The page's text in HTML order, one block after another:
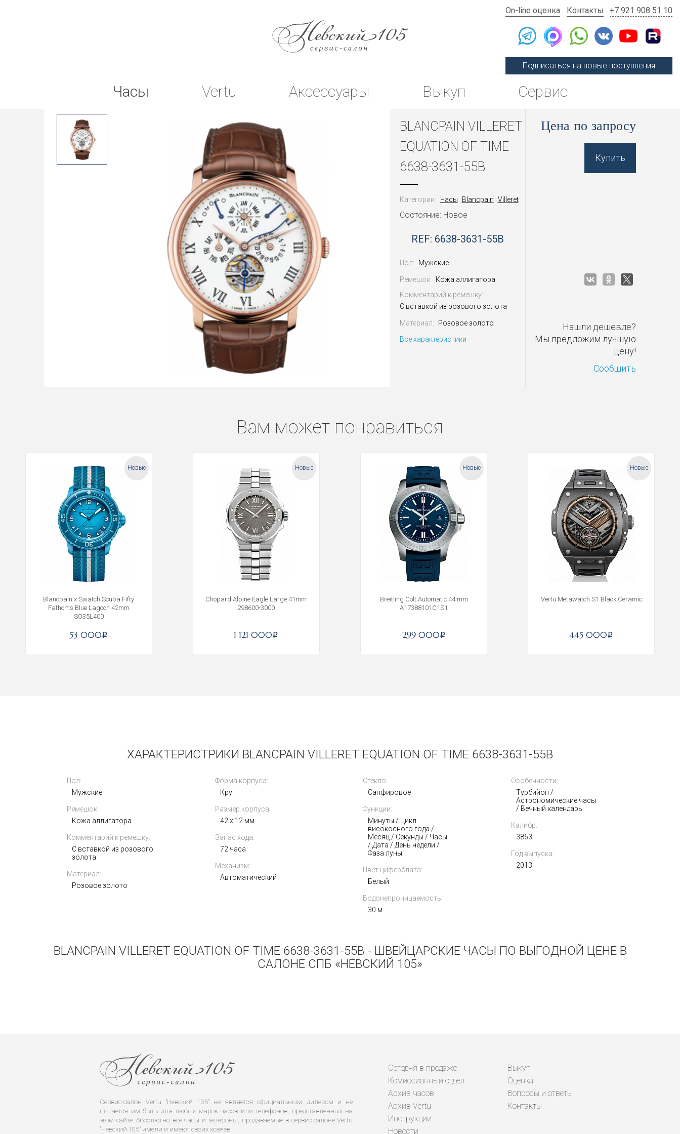
On-line оценка Контакты +7 921 908 51 10
Подписаться на новые поступления
Часы Vertu Аксессуары Выкуп Сервис
BLANCPAIN VILLERET
EQUATION OF TIME
6638-3631-55B
Категории: Часы Blancpain Villeret
Состояние: Новое
REF: 6638-3631-55B
Пол: Мужские
Ремешок:
Кожа аллигатора
Комментарий к ремешку:
С вставкой из розового золота
Материал:
Розовое золото
Все характеристики
Цена по запросу
Купить
Нашли дешевле?
Мы предложим лучшую
цену!
Сообщить
Вам может понравиться
Новые
Blancpain x Swatch Scuba Fifty
Fathoms Blue Lagoon 42mm
SO35L400
53 000i
Новые
Chopard Alpine Eagle Large 41mm
298600-3000
1 121 000i
Новые
Breitling Colt Automatic 44 mm
A17388101C1S1
299 000i
Новые
Vertu Metawatch S1 Black Ceramic
445 000i
Rolex Oyster Perpetual 41mm 124300-
0005
1 030 000 i
ХАРАКТЕРИСТРИКИ BLANCPAIN VILLERET EQUATION OF TIME 6638-3631-55B
Пол:
Мужские
Ремешок:
Кожа аллигатора
Комментарий к ремешку:
С вставкой из розового
золота
Материал:
Розовое золото
Форма корпуса:
Круг
Размер корпуса:
42 x 12 мм
Запас хода:
72 часа
Механизм:
Автоматический
Стекло:
Сапфировое
Функции:
Минуты / Цикл
високосного года /
Месяц / Секунды / Часы
/ Дата / День недели /
Фаза луны
Цвет циферблата:
Белый
Водонепроницаемость:
30 м
Особенности:
Турбийон /
Астрономические часы
/ Вечный календарь
Калибр:
3863
Год выпуска:
2013
BLANCPAIN VILLERET EQUATION OF TIME 6638-3631-55B - ШВЕЙЦАРСКИЕ ЧАСЫ ПО ВЫГОДНОЙ ЦЕНЕ В
САЛОНЕ СПБ «НЕВСКИЙ 105»
Сервис-салон Vertu "Невский 105" не является официальным дилером и не
пытается им быть для любых марок часов или телефонов, представленных на
этом сайте. Абсолютно все часы и телефоны, продаваемые в сервис-салоне Vertu
"Невский 105" имели и имеют своих хозяев.
Сегодня в продаже
Комиссионный отдел
Архив часов
Архив Vertu
Инструкции
Новости
Выкуп
Оценка
Вопросы и ответы
Контакты